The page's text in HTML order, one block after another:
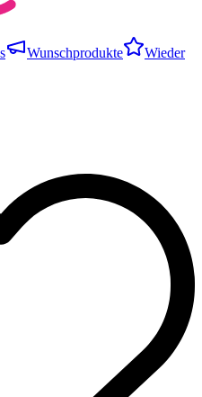
Wunschprodukte
Wieder